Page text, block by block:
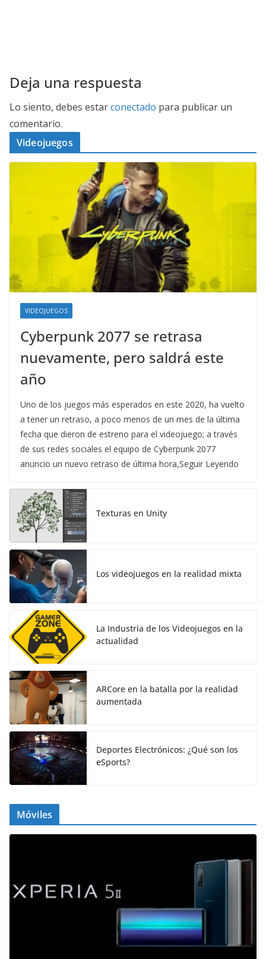
Deja una respuesta
Lo siento, debes estarconectado para publicar un
comentario.
Videojuegos
VIDEOJUEGOS
Cyberpunk 2077 se retrasa
nuevamente, pero saldrá este
año
Uno de los juegos más esperados en este 2020, ha vuelto
a tener un retraso, a poco menos de un mes de la última
fecha que dieron de estreno para el videojuego; a través
de sus redes sociales el equipo de Cyberpunk 2077
anuncio un nuevo retraso de última hora,Seguir Leyendo
Texturas en Unity
Los videojuegos en la realidad mixta
La Industria de los Videojuegos en la
actualidad
ARCore en la batalla por la realidad
aumentada
Deportes Electrónicos: ¿Qué son los
eSports?
Móviles